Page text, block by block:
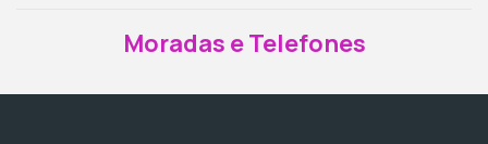
Moradas e Telefones